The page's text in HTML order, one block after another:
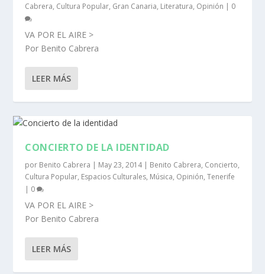
Cabrera, Cultura Popular, Gran Canaria, Literatura, Opinión | 0
VA POR EL AIRE >
Por Benito Cabrera
LEER MÁS
CONCIERTO DE LA IDENTIDAD
por Benito Cabrera | May 23, 2014| Benito Cabrera, Concierto,
Cultura Popular, Espacios Culturales, Música, Opinión,Tenerife
| 0
VA POR EL AIRE >
Por Benito Cabrera
LEER MÁS